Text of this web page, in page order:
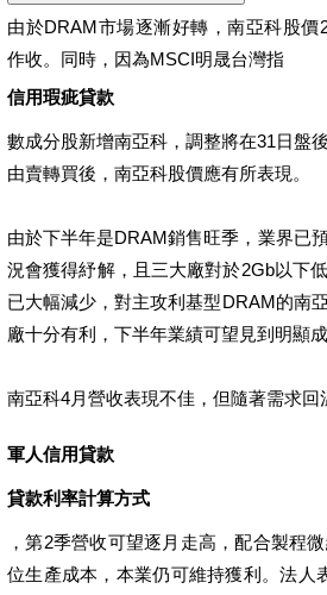
由於DRAM市場逐漸好轉，南亞科股價
作收。同時，因為MSCI明晟台灣指
信用瑕疵貸款
數成分股新增南亞科，調整將在31日盤
由賣轉買後，南亞科股價應有所表現。
由於下半年是DRAM銷售旺季，業界已
況會獲得紓解，且三大廠對於2Gb以下
已大幅減少，對主攻利基型DRAM的南
廠十分有利，下半年業績可望見到明顯成
南亞科4月營收表現不佳，但隨著需求回
軍人信用貸款
貸款利率計算方式
，第2季營收可望逐月走高，配合製程
位生產成本，本業仍可維持獲利。法人